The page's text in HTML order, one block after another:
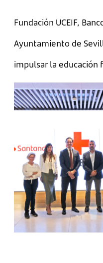
Fundación UCEIF,
Ayuntamiento de
impulsar la educación